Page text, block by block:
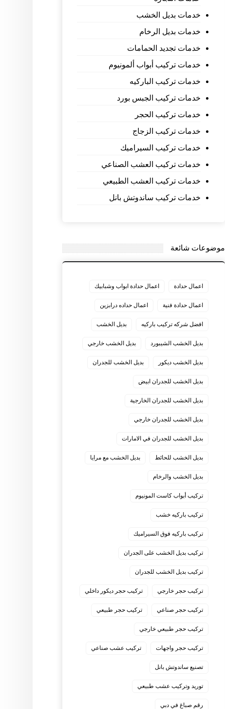
خدمات بديل الخشب
خدمات بديل الرخام
خدمات تجديد الحمامات
خدمات تركيب أبواب ألمونيوم
خدمات تركيب الباركيه
خدمات تركيب الجبس بورد
خدمات تركيب الحجر
خدمات تركيب الزجاج
خدمات تركيب السيراميك
خدمات تركيب العشب الصناعي
خدمات تركيب العشب الطبيعي
خدمات تركيب ساندوتش بانل
موضوعات شائعة
اعمال حدادة اعمال حدادة ابواب وشبابيك
اعمال حدادة فنية اعمال حداده درابزين
افضل شركه تركيب باركيه بديل الخشب
بديل الخشب الشيبورد بديل الخشب خارجي
بديل الخشب ديكور بديل الخشب للجدران
بديل الخشب للجدران ابيض
بديل الخشب للجدران الخارجية
بديل الخشب للجدران خارجي
بديل الخشب للجدران في الامارات
بديل الخشب للحائط بديل الخشب مع مرايا
بديل الخشب والرخام
تركيب أبواب كاست المونيوم
تركيب باركيه خشب
تركيب باركيه فوق السيراميك
تركيب بديل الخشب على الجدران
تركيب بديل الخشب للجدران
تركيب حجر خارجي تركيب حجر ديكور داخلي
تركيب حجر صناعي تركيب حجر طبيعي
تركيب حجر طبيعي خارجي
تركيب حجر واجهات تركيب عشب صناعي
تصنيع ساندوتش بانل
توريد وتركيب عشب طبيعي
رقم صباغ في دبي